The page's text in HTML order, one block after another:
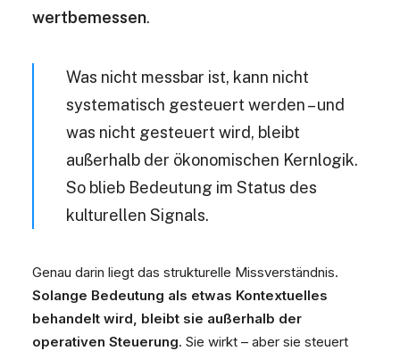
wertbemessen.
Was nicht messbar ist, kann nicht
systematisch gesteuert werden – und
was nicht gesteuert wird, bleibt
außerhalb der ökonomischen Kernlogik.
So blieb Bedeutung im Status des
kulturellen Signals.
Genau darin liegt das strukturelle Missverständnis.
Solange Bedeutung als etwas Kontextuelles
behandelt wird, bleibt sie außerhalb der
operativen Steuerung. Sie wirkt – aber sie steuert